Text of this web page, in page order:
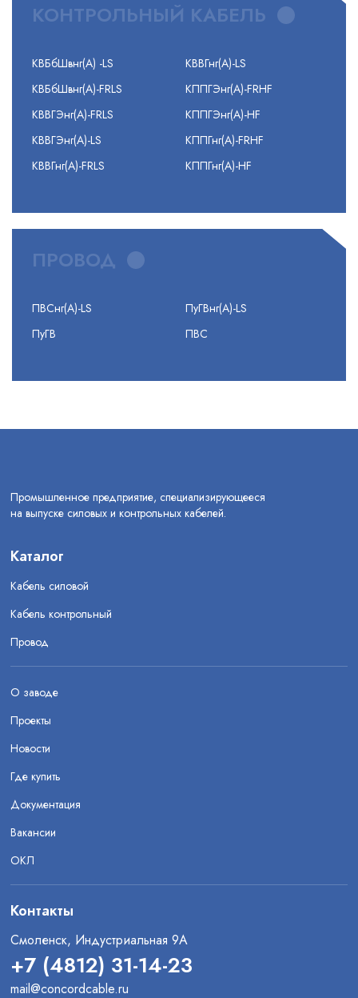
КОНТРОЛЬНЫЙ КАБЕЛЬ
КВБбШвнг(А) -LS
КВБбШвнг(А)-FRLS
КВВГЭнг(А)-FRLS
КВВГЭнг(А)-LS
КВВГнг(А)-FRLS
КВВГнг(А)-LS
КППГЭнг(А)-FRHF
КППГЭнг(А)-HF
КППГнг(А)-FRHF
КППГнг(А)-HF
ПРОВОД
ПВСнг(А)-LS
ПуГВ
ПуГВнг(А)-LS
ПВС
Промышленное предприятие, специализирующееся
на выпуске силовых и контрольных кабелей.
Каталог
Кабель силовой
Кабель контрольный
Провод
О заводе
Проекты
Новости
Где купить
Документация
Вакансии
ОКЛ
Контакты
Смоленск, Индустриальная 9А
+7 (4812) 31-14-23
mail@concordcable.ru